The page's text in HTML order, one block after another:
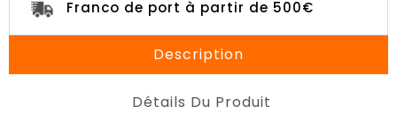
Franco de port à partir de 500€
Description
Détails Du Produit